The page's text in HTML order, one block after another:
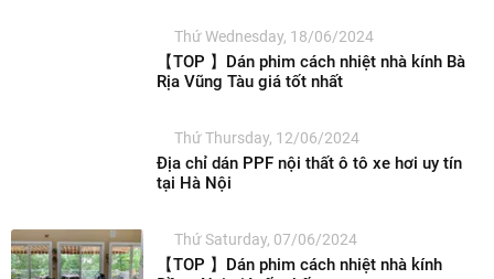
Thứ Wednesday, 18/06/2024
【TOP 】Dán phim cách nhiệt nhà kính Bà
Rịa Vũng Tàu giá tốt nhất
Thứ Thursday, 12/06/2024
Địa chỉ dán PPF nội thất ô tô xe hơi uy tín
tại Hà Nội
Thứ Saturday, 07/06/2024
【TOP 】Dán phim cách nhiệt nhà kính